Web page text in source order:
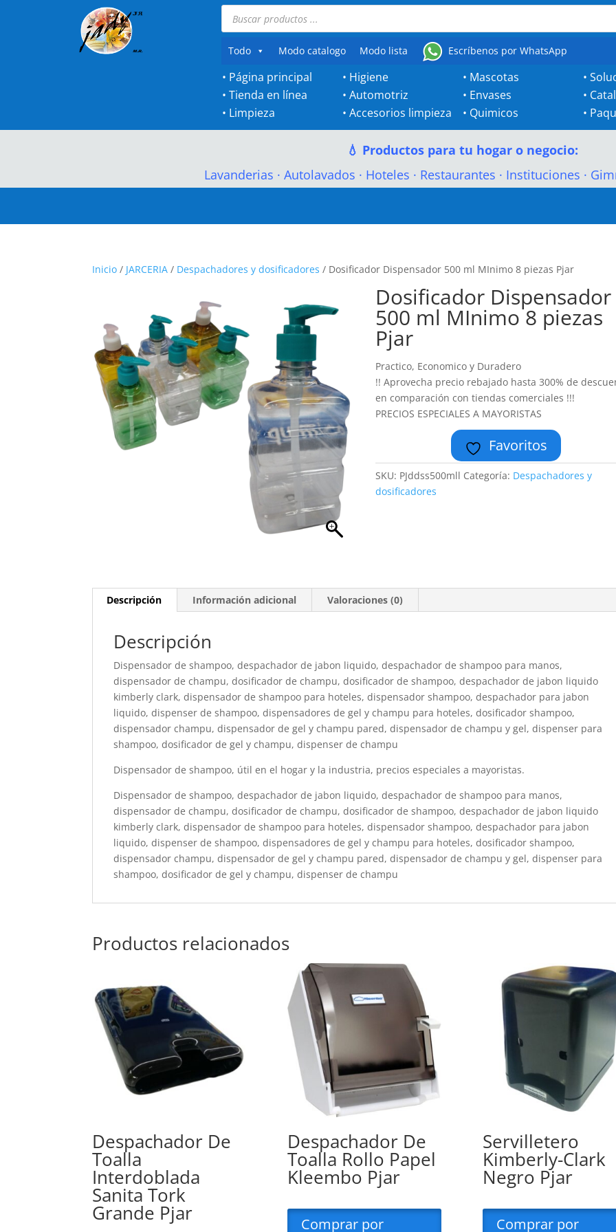
Búsqueda
productos
Todo
Modo catalogo Modo lista Escríbenos por WhatsApp
• Página principal
•Tienda en línea
• Limpieza
• Higiene
•Automotriz
•Accesorios limpieza
• Mascotas
• Envases
• Quimicos
•
•
•
💧 Productos para tu hogar o negocio:
Lavanderias · Autolavados · Hoteles · Restaurantes · Instituciones ·
Inicio / JARCERIA / Despachadores y dosificadores / Dosificador Dispensador 500 ml MInimo 8 piezas Pjar
Dosificador Dispensador
500 ml MInimo 8 piezas
Pjar
Practico, Economico y Duradero
!! Aprovecha precio rebajado hasta 300% de
en comparación con tiendas comerciales !!!
PRECIOS ESPECIALES A MAYORISTAS
Favoritos
SKU: PJddss500mll Categoría: Despachadores y
dosificadores
Descripción Información adicional Valoraciones (0)
Descripción
Dispensador de shampoo, despachador de jabon liquido, despachador de shampoo para manos,
dispensador de champu, dosificador de champu, dosificador de shampoo, despachador de jabon liquido
kimberly clark, dispensador de shampoo para hoteles, dispensador shampoo, despachador para jabon
liquido, dispenser de shampoo, dispensadores de gel y champu para hoteles, dosificador shampoo,
dispensador champu, dispensador de gel y champu pared, dispensador de champu y gel, dispenser para
shampoo, dosificador de gel y champu, dispenser de champu
Dispensador de shampoo, útil en el hogar y la industria, precios especiales a mayoristas.
Dispensador de shampoo, despachador de jabon liquido, despachador de shampoo para manos,
dispensador de champu, dosificador de champu, dosificador de shampoo, despachador de jabon liquido
kimberly clark, dispensador de shampoo para hoteles, dispensador shampoo, despachador para jabon
liquido, dispenser de shampoo, dispensadores de gel y champu para hoteles, dosificador shampoo,
dispensador champu, dispensador de gel y champu pared, dispensador de champu y gel, dispenser para
shampoo, dosificador de gel y champu, dispenser de champu
Productos relacionados
Despachador De
Toalla
Interdoblada
Sanita Tork
Grande Pjar
Despachador De
Toalla Rollo Papel
Kleembo Pjar
Comprar por
Servilletero
Kimberly-Clark
Negro Pjar
Comprar por